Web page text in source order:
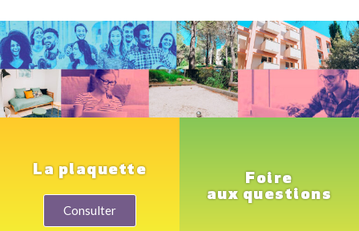
La plaquette
Consulter
Foire
aux questions